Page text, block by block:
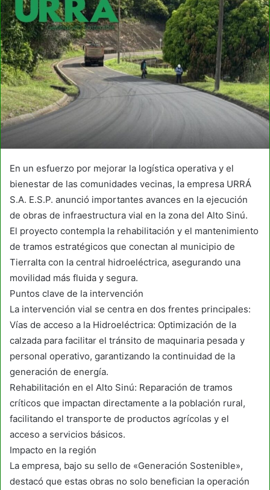
En un esfuerzo por mejorar la logística operativa y el
bienestar de las comunidades vecinas, la empresa URRÁ
S.A. E.S.P. anunció importantes avances en la ejecución
de obras de infraestructura vial en la zona del Alto Sinú.
El proyecto contempla la rehabilitación y el mantenimiento
de tramos estratégicos que conectan al municipio de
Tierralta con la central hidroeléctrica, asegurando una
movilidad más fluida y segura.
Puntos clave de la intervención
La intervención vial se centra en dos frentes principales:
Vías de acceso a la Hidroeléctrica: Optimización de la
calzada para facilitar el tránsito de maquinaria pesada y
personal operativo, garantizando la continuidad de la
generación de energía.
Rehabilitación en el Alto Sinú: Reparación de tramos
críticos que impactan directamente a la población rural,
facilitando el transporte de productos agrícolas y el
acceso a servicios básicos.
Impacto en la región
La empresa, bajo su sello de «Generación Sostenible»,
destacó que estas obras no solo benefician la operación